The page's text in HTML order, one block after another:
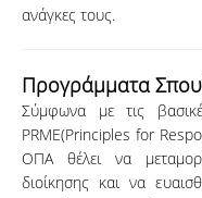
ανάγκες τους.
Προγράμματα
Σύμφωνα με τις
PRME(Principles for
ΟΠΑ θέλει να
διοίκησης και να